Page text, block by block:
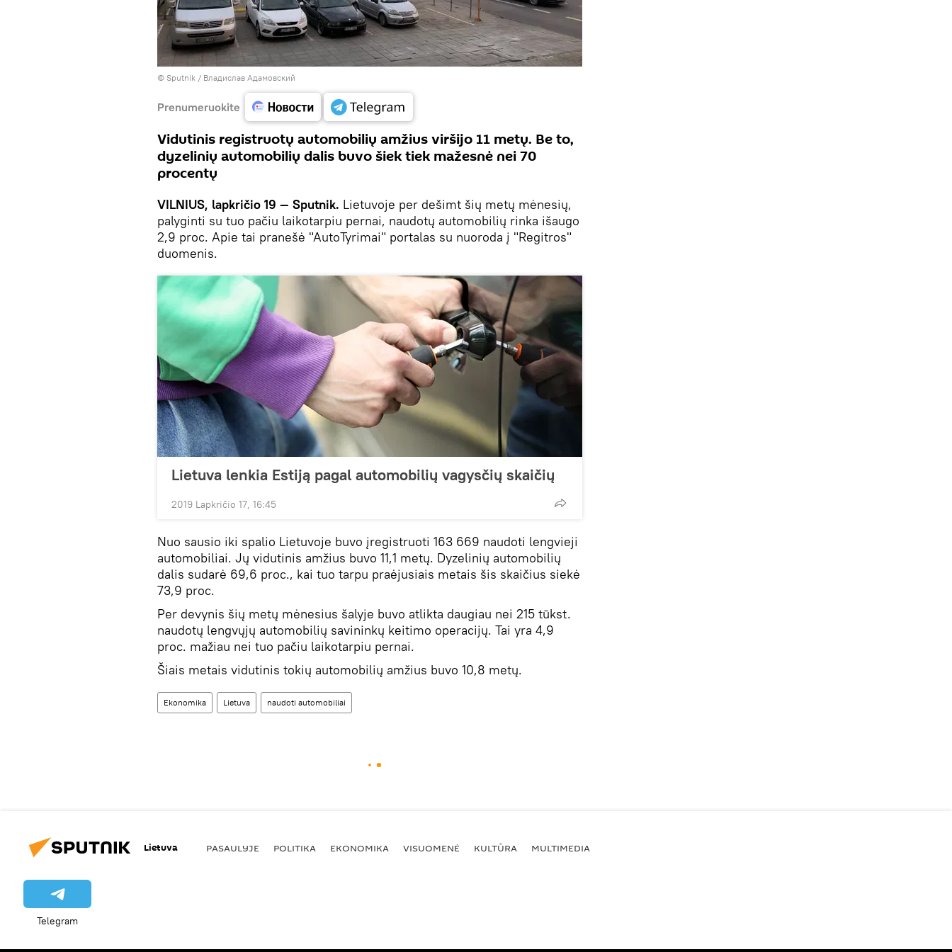
© Sputnik / Владислав Адамовский
Prenumeruokite
Vidutinis registruotų automobilių amžius viršijo 11 metų. Be to,
dyzelinių automobilių dalis buvo šiek tiek mažesnė nei 70
procentų
VILNIUS, lapkričio 19 — Sputnik. Lietuvoje per dešimt šių metų mėnesių,
palyginti su tuo pačiu laikotarpiu pernai, naudotų automobilių rinka išaugo
2,9 proc. Apie tai pranešė "AutoTyrimai" portalas su nuoroda į "Regitros"
duomenis.
Lietuva lenkia Estiją pagal automobilių vagysčių skaičių
2019 Lapkričio 17, 16:45
Nuo sausio iki spalio Lietuvoje buvo įregistruoti 163 669 naudoti lengvieji
automobiliai. Jų vidutinis amžius buvo 11,1 metų. Dyzelinių automobilių
dalis sudarė 69,6 proc., kai tuo tarpu praėjusiais metais šis skaičius siekė
73,9 proc.
Per devynis šių metų mėnesius šalyje buvo atlikta daugiau nei 215 tūkst.
naudotų lengvųjų automobilių savininkų keitimo operacijų. Tai yra 4,9
proc. mažiau nei tuo pačiu laikotarpiu pernai.
Šiais metais vidutinis tokių automobilių amžius buvo 10,8 metų.
Ekonomika Lietuva naudoti automobiliai
Lietuva PASAULYJE POLITIKA EKONOMIKA VISUOMENĖ KULTŪRA MULTIMEDIA
Telegram